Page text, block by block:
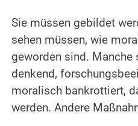
Sie müssen gebildet
sehen müssen, wie
geworden sind. Manche
denkend,
moralisch bankrottiert,
werden. Andere